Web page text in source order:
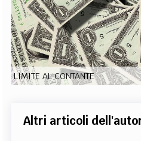
CODICI RUBRICHE LIBRI
SOCIAL
LIMITE AL CONTANTE
Altri articoli